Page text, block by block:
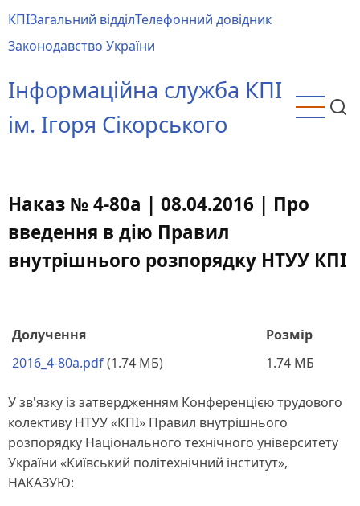
до
основного
КПІЗагальний відділТелефонний довідник
Законодавство України
Інформаційна служба КПІ
ім. Ігоря Сікорського
Наказ № 4-80а | 08.04.2016 | Про
введення в дію Правил
внутрішнього розпорядку НТУУ КПІ
Долучення
Розмір
2016_4-80a.pdf(1.74 МБ) 1.74 МБ
У зв'язку із затвердженням Конференцією трудового
колективу НТУУ «КПІ» Правил внутрішнього
розпорядку Національного технічного університету
України «Київський політехнічний інститут»,
НАКАЗУЮ: